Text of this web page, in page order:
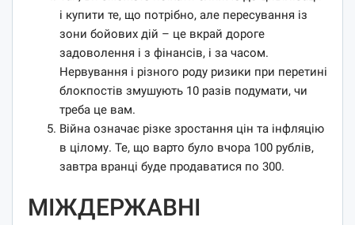
і купити те, що потрібно, але пересування із
зони бойових дій – це вкрай дороге
задоволення і з фінансів, і за часом.
Нервування і різного роду ризики при перетині
блокпостів змушують 10 разів подумати, чи
треба це вам.
Війна означає різке зростання цін та інфляцію
в цілому. Те, що варто було вчора 100 рублів,
завтра вранці буде продаватися по 300.
МІЖДЕРЖАВНІ